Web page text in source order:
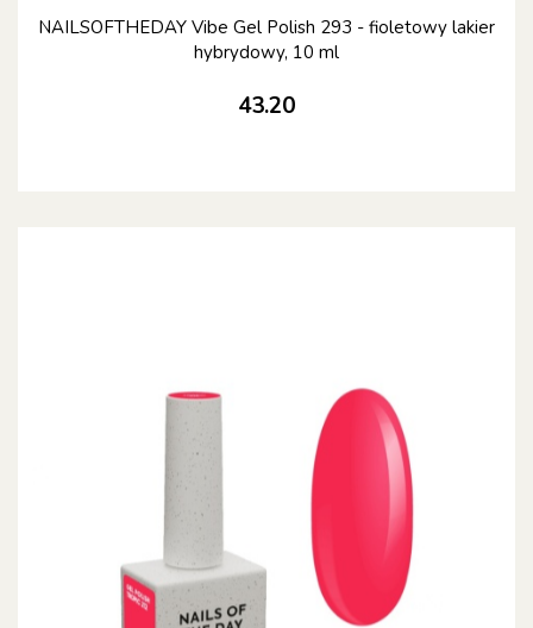
NAILSOFTHEDAY Vibe Gel Polish 293 - fioletowy lakier
hybrydowy, 10 ml
43.20